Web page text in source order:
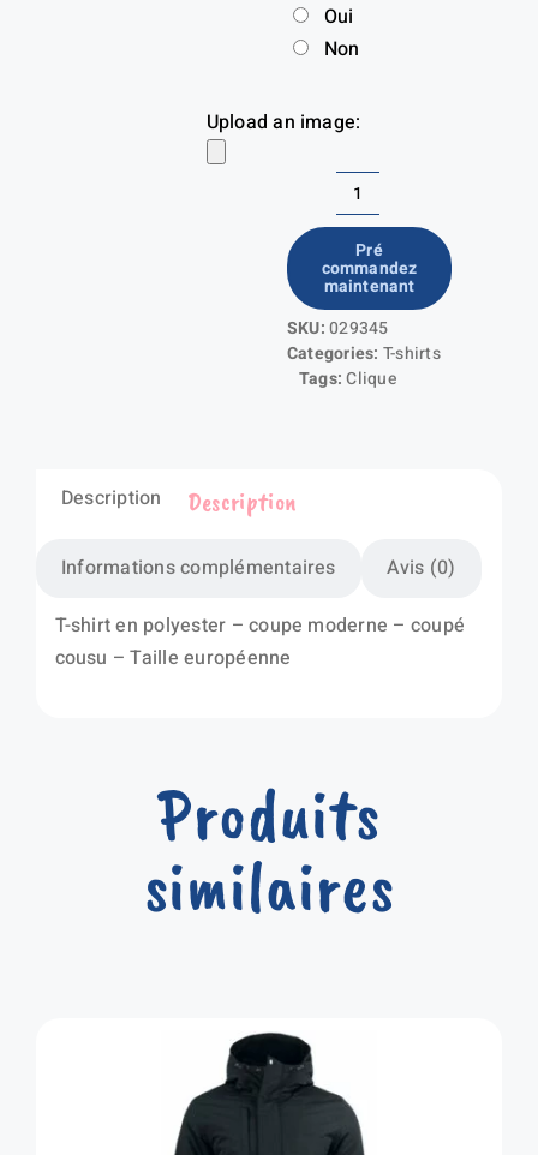
Oui
Non
Upload an image:
quantité
de
Neon-
T
Pré
commandez
maintenant
SKU:029345
Categories: T-shirts
Tags:Clique
Description
Informations complémentaires Avis (0)
Description
T-shirt en polyester – coupe moderne – coupé
cousu – Taille européenne
Produits
similaires